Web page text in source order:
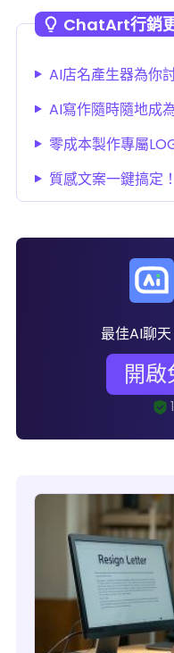
ChatArt行銷
AI店名產生器為你
AI寫作隨時隨地成
零成本製作專屬
質感文案一鍵搞定！
最佳AI聊
開啟